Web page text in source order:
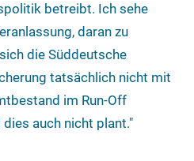
betreibt. Ich sehe
daran zu
die Süddeutsche
tatsächlich nicht mit
im Run-Off
dies auch nicht plant."